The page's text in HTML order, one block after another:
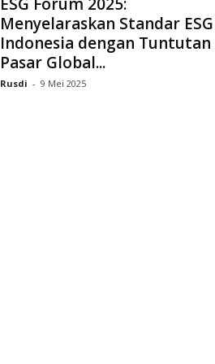
Menyelaraskan Standar ESG
Indonesia dengan Tuntutan
Pasar Global...
Rusdi - 9 Mei 2025